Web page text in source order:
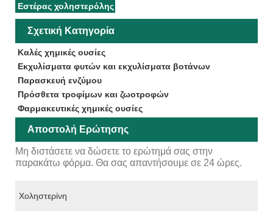
Εστέρας χοληστερόλης
Σχετική Κατηγορία
Καλές χημικές ουσίες
Εκχυλίσματα φυτών και εκχυλίσματα βοτάνων
Παρασκευή ενζύμου
Πρόσθετα τροφίμων και ζωοτροφών
Φαρμακευτικές χημικές ουσίες
Αποστολή Ερώτησης
Μη διστάσετε να δώσετε το ερώτημά σας στην
παρακάτω φόρμα. Θα σας απαντήσουμε σε 24 ώρες.